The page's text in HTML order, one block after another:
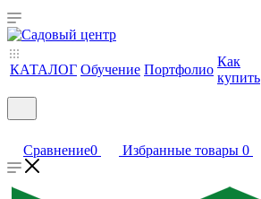
КАТАЛОГ Обучение Портфолио
Как
купить
Сравнение0 Избранные товары 0